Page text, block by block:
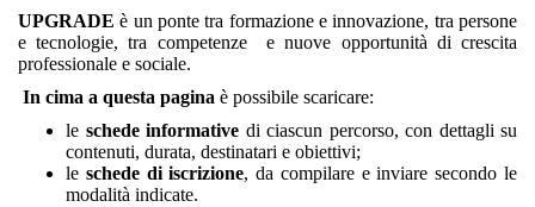
UPGRADE è un ponte tra formazione e innovazione, tra persone
e tecnologie, tra competenze
e nuove opportunità di crescita
professionale e sociale.
In cima a questa pagina è possibile scaricare:
le schede informative di ciascun percorso, con dettagli su
contenuti, durata, destinatari e obiettivi;
le schede di iscrizione, da compilare e inviare secondo le
modalità indicate.